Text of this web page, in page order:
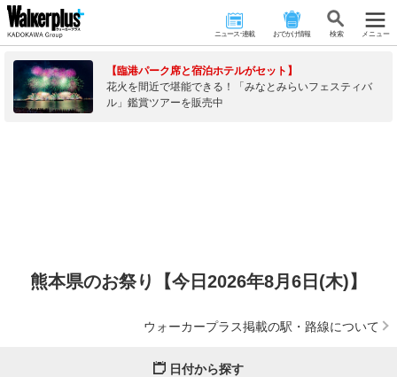
ニュース･連載 おでかけ情報 検 索 メニュー
【臨港パーク席と宿泊ホテルがセット】
花火を間近で堪能できる！「みなとみらいフェスティバ
ル」鑑賞ツアーを販売中
熊本県のお祭り【今日2026年8月6日(木)】
ウォーカープラス掲載の駅・路線について
日付から探す